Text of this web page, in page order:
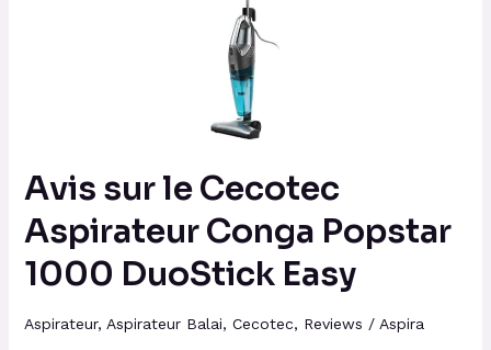
Avis sur le Cecotec
Aspirateur Conga Popstar
1000 DuoStick Easy
Aspirateur, Aspirateur Balai, Cecotec, Reviews / Aspira